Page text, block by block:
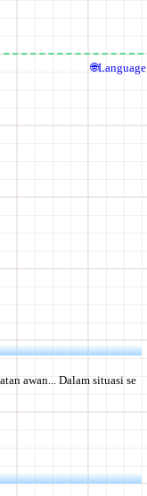
awan... Dalam situasi se
🌐Language